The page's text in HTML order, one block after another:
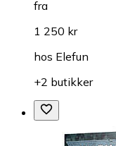
fra
1 250 kr
hos Elefun
+2 butikker